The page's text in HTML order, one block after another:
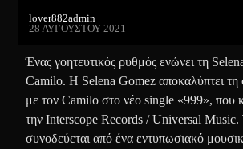
lover882admin
28 ΑΥΓΟΎΣΤΟΥ 2021
Ένας γοητευτικός ρυθμός ενώνει τη
Camilo. Η Selena Gomez αποκαλύπτει τη
με τον Camilo στο νέο single «999», που
την Interscope Records / Universal Music.
συνοδεύεται από ένα εντυπωσιακό